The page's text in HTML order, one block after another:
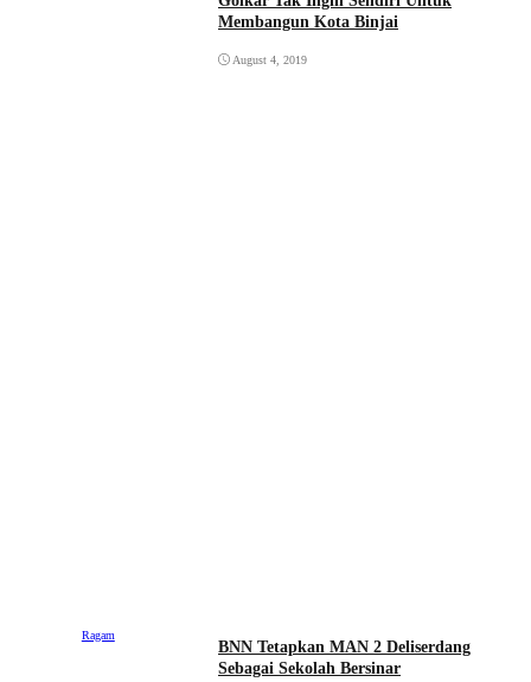
Membangun Kota Binjai
August 4, 2019
Ragam
BNN Tetapkan MAN 2 Deliserdang
Sebagai Sekolah Bersinar